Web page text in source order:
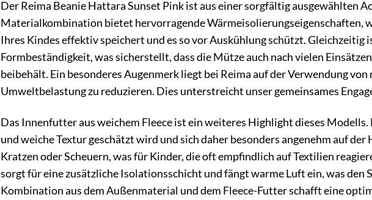
Der Reima Beanie Hattara Sunset Pink ist aus einer sorgfältig ausgewählten
Materialkombination bietet hervorragende Wärmeisolierungseigenschaften,
Ihres Kindes effektiv speichert und es so vor Auskühlung schützt.
Formbeständigkeit, was sicherstellt, dass die Mütze auch nach vielen
beibehält. Ein besonderes Augenmerk liegt bei Reima auf der Verwendung
Umweltbelastung zu reduzieren. Dies unterstreicht unser gemeinsames
Das Innenfutter aus weichem Fleece ist ein weiteres Highlight dieses
und weiche Textur geschätzt wird und sich daher besonders angenehm auf
Kratzen oder Scheuern, was für Kinder, die oft empfindlich auf Textilien
sorgt für eine zusätzliche Isolationsschicht und fängt warme Luft ein, was den
Kombination aus dem Außenmaterial und dem Fleece-Futter schafft eine